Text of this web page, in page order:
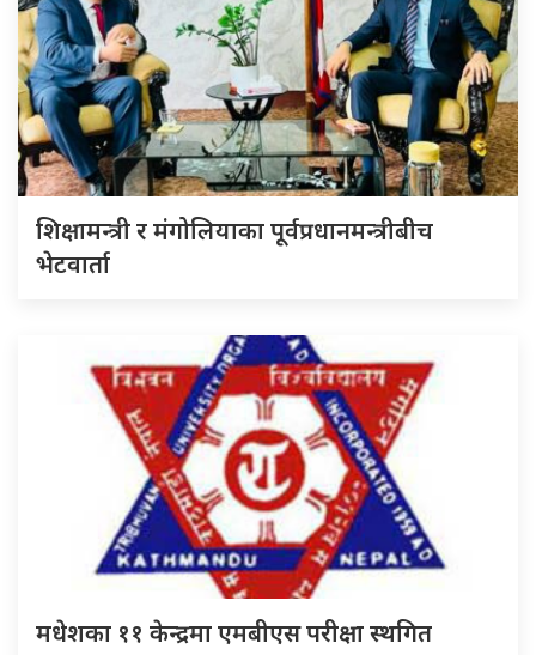
शिक्षामन्त्री र मंगोलियाका पूर्वप्रधानमन्त्रीबीच
भेटवार्ता
मधेशका ११ केन्द्रमा एमबीएस परीक्षा स्थगित